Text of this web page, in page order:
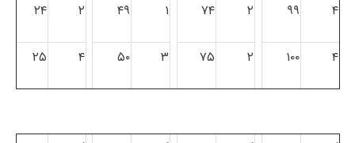
۴ ۹۹ ۲ ۷۴ ۱ ۴۹ ۲ ۲۴
۴ ۱۰۰ ۲ ۷۵ ۳ ۵۰ ۴ ۲۵